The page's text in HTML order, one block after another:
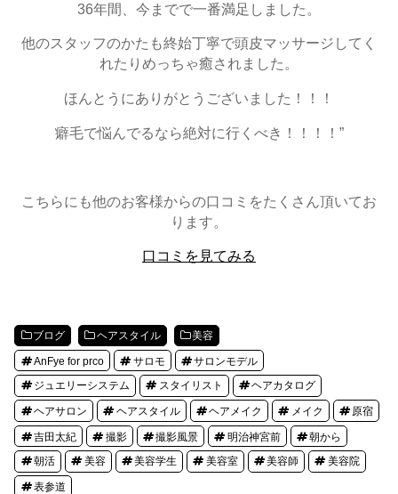
36年間、今までで一番満足しました。
他のスタッフのかたも終始丁寧で頭皮マッサージしてく
れたりめっちゃ癒されました。
ほんとうにありがとうございました！！！
癖毛で悩んでるなら絶対に行くべき！！！！”
こちらにも他のお客様からの口コミをたくさん頂いてお
ります。
口コミを見てみる
ブログ ヘアスタイル 美容
AnFye for prco サロモ サロンモデル
ジュエリーシステム スタイリスト ヘアカタログ
ヘアサロン ヘアスタイル ヘアメイク メイク 原宿
吉田太紀 撮影 撮影風景 明治神宮前 朝から
朝活 美容 美容学生 美容室 美容師 美容院
表参道